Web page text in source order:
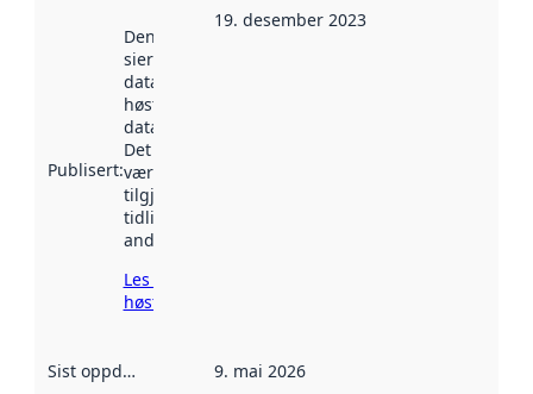
Publisert:
Denne datoen
sier når
datasettet ble
høstet av
data.norge.no.
Det kan ha
vært
tilgjengelig
tidligere
andre steder.
Les mer om
høsting her
19. desember 2023
Sist oppdatert 9. mai 2026